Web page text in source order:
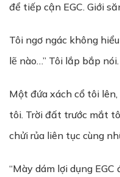
để tiếp cận EGC. Giới
Tôi ngơ ngác không
lẽ nào…” Tôi lắp bắp nói.
Một đứa xách cổ tôi
tôi. Trời đất trước mắt
chửi rủa liên tục cùng
“Mày dám lợi dụng